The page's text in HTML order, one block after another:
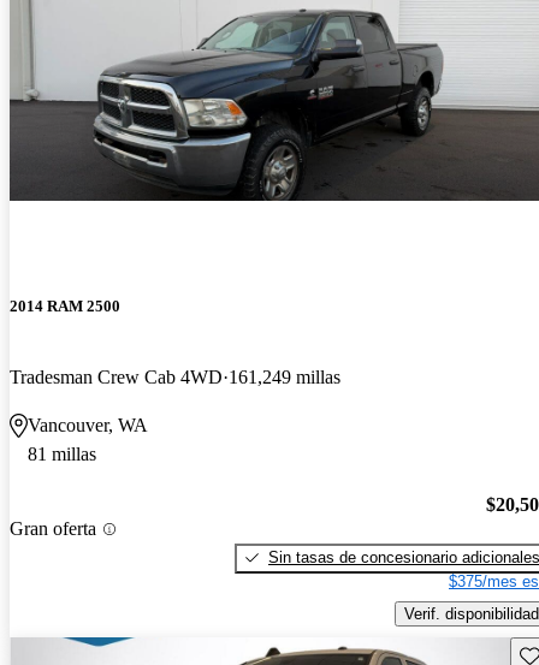
2014 RAM 2500
Tradesman Crew Cab 4WD 161,249 millas
Vancouver, WA
81 millas
Gran oferta
Sin tasas de concesionario adicionales
$375/mes
Verif. disponibilidad